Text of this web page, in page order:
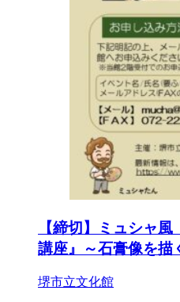
【締切】ミュシャ
講座』～石膏像を描
堺市立文化館